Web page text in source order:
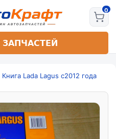
Книга Lada Lagus c2012 года